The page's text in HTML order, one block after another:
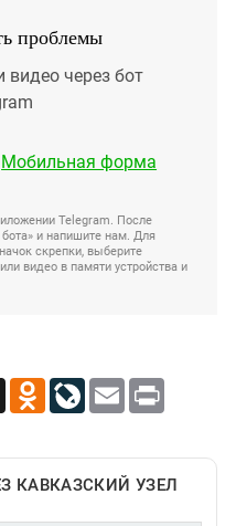
проблемы
видео через бот
Мобильная форма
Telegram. После
бота» и напишите нам. Для
скрепки, выберите
видео в памяти устройства и
X Odnoklassniki
LiveJournal
Email Print
КАВКАЗСКИЙ УЗЕЛ